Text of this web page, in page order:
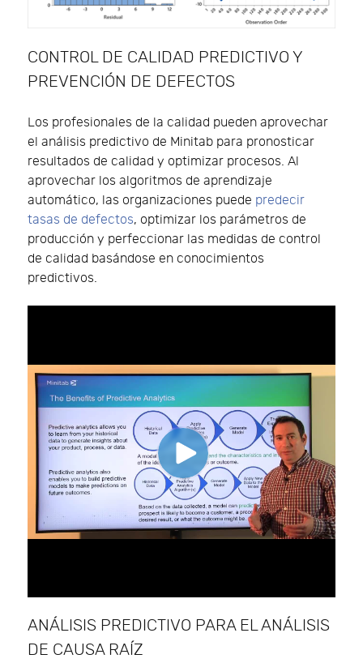
CONTROL DE CALIDAD PREDICTIVO Y
PREVENCIÓN DE DEFECTOS
Los profesionales de la calidad pueden aprovechar
el análisis predictivo de Minitab para pronosticar
resultados de calidad y optimizar procesos. Al
aprovechar los algoritmos de aprendizaje
automático, las organizaciones puede predecir
tasas de defectos, optimizar los parámetros de
producción y perfeccionar las medidas de control
de calidad basándose en conocimientos
predictivos.
ANÁLISIS PREDICTIVO PARA EL ANÁLISIS
DE CAUSA RAÍZ